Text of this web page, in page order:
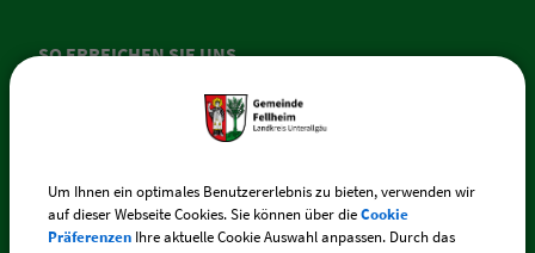
SO ERREICHEN SIE UNS
Memminger Straße 44
Telefon:+49 (0) 83 35 / 217
Um Ihnen ein optimales Benutzererlebnis zu bieten, verwenden wir
auf dieser Webseite Cookies. Sie können über dieCookie
Präferenzen Ihre aktuelle Cookie Auswahl anpassen. Durch das